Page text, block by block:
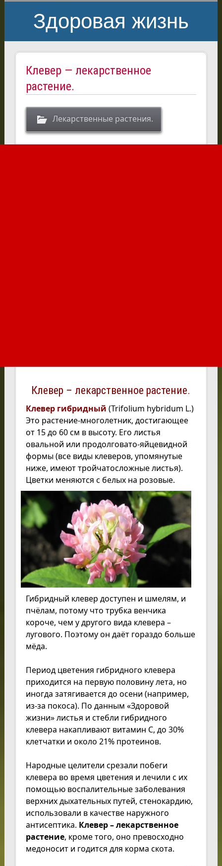
Здоровая жизнь
Клевер — лекарственное
растение.
Лекарственные растения.
Клевер – лекарственное растение.
Клевер гибридный (Trifolium hybridum L.)
Это растение-многолетник, достигающее
от 15 до 60 см в высоту. Его листья
овальной или продолговато-яйцевидной
формы (все виды клеверов, упомянутые
ниже, имеют тройчатосложные листья).
Цветки меняются с белых на розовые.
Гибридный клевер доступен и шмелям, и
пчёлам, потому что трубка венчика
короче, чем у другого вида клевера –
лугового. Поэтому он даёт гораздо больше
мёда.
Период цветения гибридного клевера
приходится на первую половину лета, но
иногда затягивается до осени (например,
из-за покоса). По данным «Здоровой
жизни» листья и стебли гибридного
клевера накапливают витамин С, до 30%
клетчатки и около 21% протеинов.
Народные целители срезали побеги
клевера во время цветения и лечили с их
помощью воспалительные заболевания
верхних дыхательных путей, стенокардию,
использовали в качестве наружного
антисептика. Клевер – лекарственное
растение, кроме того, оно превосходно
медоносит и годится для корма скота.